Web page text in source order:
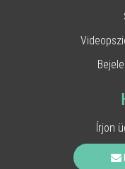
Írjon